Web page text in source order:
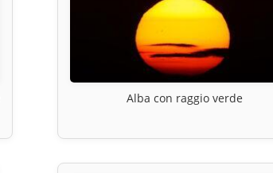
Alba con raggio verde